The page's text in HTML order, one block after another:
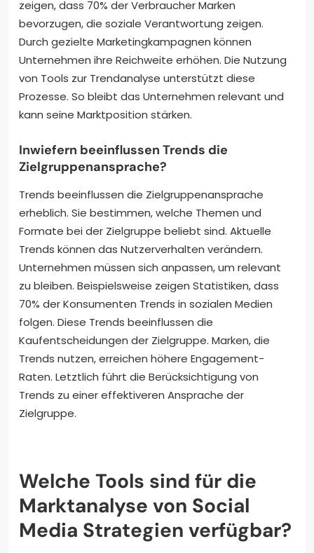
zeigen, dass 70% der Verbraucher Marken
bevorzugen, die soziale Verantwortung zeigen.
Durch gezielte Marketingkampagnen können
Unternehmen ihre Reichweite erhöhen. Die Nutzung
von Tools zur Trendanalyse unterstützt diese
Prozesse. So bleibt das Unternehmen relevant und
kann seine Marktposition stärken.
Inwiefern beeinflussen Trends die
Zielgruppenansprache?
Trends beeinflussen die Zielgruppenansprache
erheblich. Sie bestimmen, welche Themen und
Formate bei der Zielgruppe beliebt sind. Aktuelle
Trends können das Nutzerverhalten verändern.
Unternehmen müssen sich anpassen, um relevant
zu bleiben. Beispielsweise zeigen Statistiken, dass
70% der Konsumenten Trends in sozialen Medien
folgen. Diese Trends beeinflussen die
Kaufentscheidungen der Zielgruppe. Marken, die
Trends nutzen, erreichen höhere Engagement-
Raten. Letztlich führt die Berücksichtigung von
Trends zu einer effektiveren Ansprache der
Zielgruppe.
Welche Tools sind für die
Marktanalyse von Social
Media Strategien verfügbar?